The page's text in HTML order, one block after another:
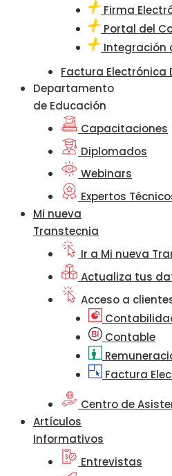
Firma
Portal del
Integración
Factura Electrónica
Departamento
de Educación
Capacitaciones
Diplomados
Webinars
Expertos
Mi nueva
Transtecnia
Ir a Mi nueva
Actualiza tus
Acceso a
Contable
Factura
Centro de
Artículos
Informativos
Entrevistas